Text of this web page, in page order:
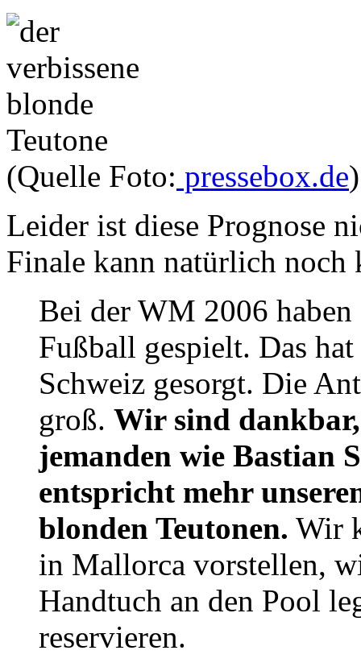
(Quelle Foto: pressebox.de)
Leider ist diese Prognose
Finale kann natürlich
Bei der WM 2006 haben
Fußball gespielt. Das
Schweiz gesorgt. Die
groß. Wir sind dankbar,
jemanden wie Bastian
entspricht mehr
blonden Teutonen. Wir
in Mallorca vorstellen,
Handtuch an den Pool
reservieren.